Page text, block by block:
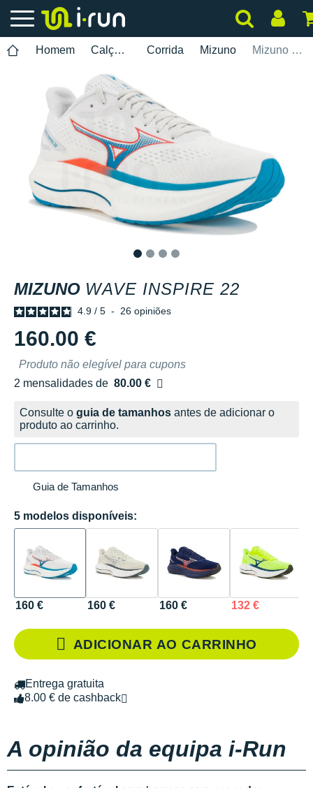
Homem Calçados Corrida Mizuno Mizuno Wave Inspire 22
MIZUNO WAVE INSPIRE 22
4.9 / 5 - 26 opiniões
160.00 €
Produto não elegível para cupons
2 mensalidades de 80.00 €
sem custos
Consulte o guia de tamanhos antes de adicionar o
produto ao carrinho.
Guia de Tamanhos
5 modelos disponíveis:
160 € 160 € 160 € 132 €
ADICIONAR AO CARRINHO
Entrega gratuita
8.00 € de cashback
A opinião da equipa i-Run